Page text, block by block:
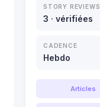
STORY REVIEWS
3 · vérifiées
CADENCE
Hebdo
Articles